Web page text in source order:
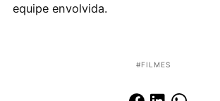
equipe envolvida.
FILMES